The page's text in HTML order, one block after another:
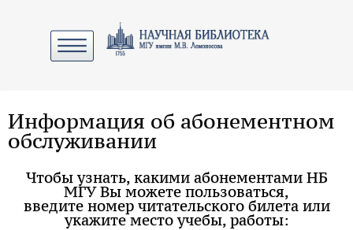
Информация об абонементном
обслуживании
Чтобы узнать, какими абонементами НБ
МГУ Вы можете пользоваться,
введите номер читательского билета или
укажите место учебы, работы: